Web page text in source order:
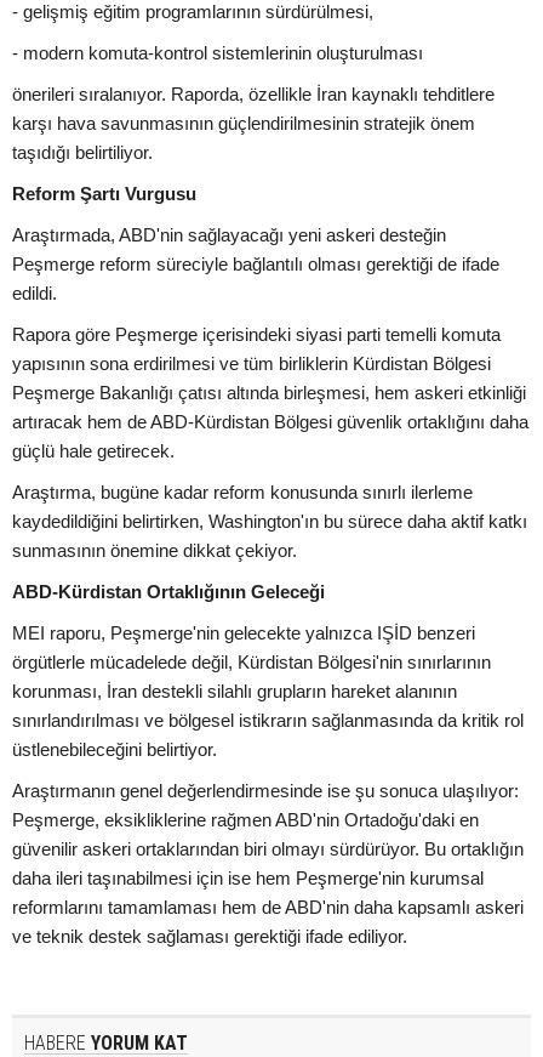
- gelişmiş eğitim programlarının sürdürülmesi,
- modern komuta-kontrol sistemlerinin oluşturulması
önerileri sıralanıyor. Raporda, özellikle İran kaynaklı tehditlere
karşı hava savunmasının güçlendirilmesinin stratejik önem
taşıdığı belirtiliyor.
Reform Şartı Vurgusu
Araştırmada, ABD'nin sağlayacağı yeni askeri desteğin
Peşmerge reform süreciyle bağlantılı olması gerektiği de ifade
edildi.
Rapora göre Peşmerge içerisindeki siyasi parti temelli komuta
yapısının sona erdirilmesi ve tüm birliklerin Kürdistan Bölgesi
Peşmerge Bakanlığı çatısı altında birleşmesi, hem askeri etkinliği
artıracak hem de ABD-Kürdistan Bölgesi güvenlik ortaklığını daha
güçlü hale getirecek.
Araştırma, bugüne kadar reform konusunda sınırlı ilerleme
kaydedildiğini belirtirken, Washington'ın bu sürece daha aktif katkı
sunmasının önemine dikkat çekiyor.
ABD-Kürdistan Ortaklığının Geleceği
MEI raporu, Peşmerge'nin gelecekte yalnızca IŞİD benzeri
örgütlerle mücadelede değil, Kürdistan Bölgesi'nin sınırlarının
korunması, İran destekli silahlı grupların hareket alanının
sınırlandırılması ve bölgesel istikrarın sağlanmasında da kritik rol
üstlenebileceğini belirtiyor.
Araştırmanın genel değerlendirmesinde ise şu sonuca ulaşılıyor:
Peşmerge, eksikliklerine rağmen ABD'nin Ortadoğu'daki en
güvenilir askeri ortaklarından biri olmayı sürdürüyor. Bu ortaklığın
daha ileri taşınabilmesi için ise hem Peşmerge'nin kurumsal
reformlarını tamamlaması hem de ABD'nin daha kapsamlı askeri
ve teknik destek sağlaması gerektiği ifade ediliyor.
HABERE YORUM KAT